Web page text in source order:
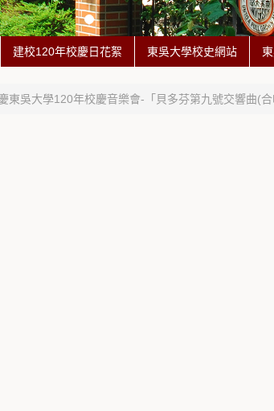
建校120年校慶日花絮 東吳大學校史網站
東吳大學120年校慶音樂會-「貝多芬第九號交響曲(合